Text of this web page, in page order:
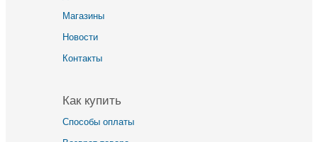
Магазины
Новости
Контакты
Как купить
Способы оплаты